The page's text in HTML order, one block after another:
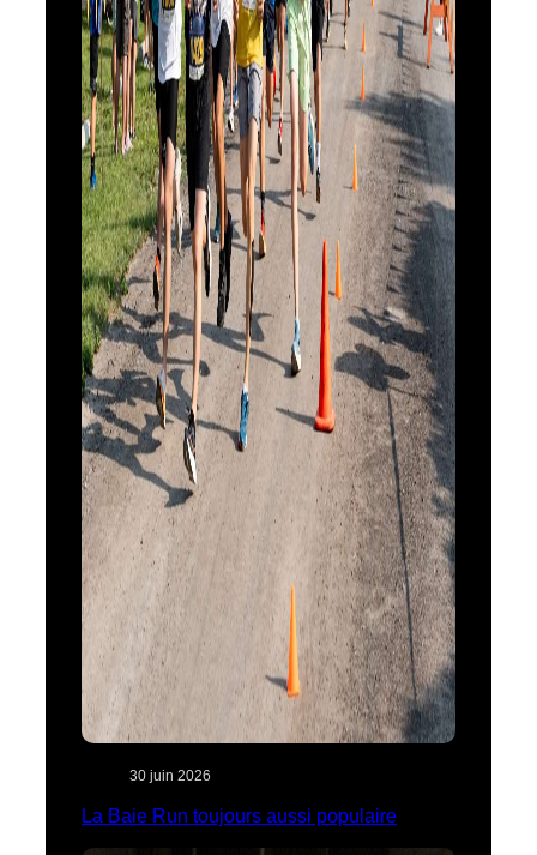
30 juin 2026
La Baie Run toujours aussi populaire